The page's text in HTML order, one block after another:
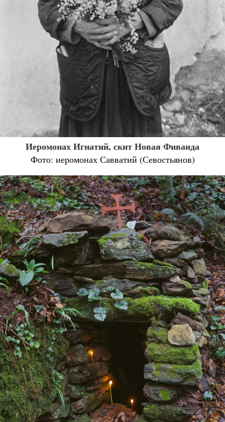
Иеромонах Игнатий, скит Новая Фиваида
Фото: иеромонах Савватий (Севостьянов)